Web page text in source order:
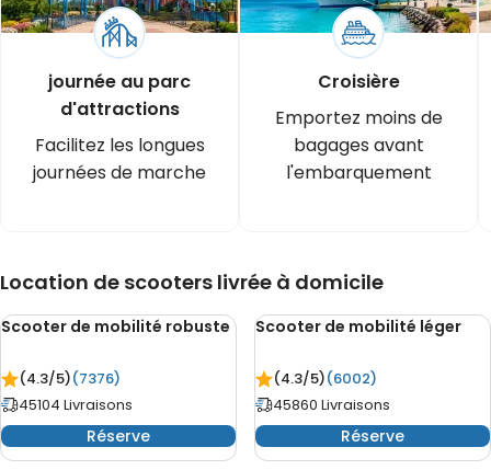
journée au parc
d'attractions
Facilitez les longues
journées de marche
Croisière
Emportez moins de
bagages avant
l'embarquement
Location de scooters livrée à domicile
Scooter de mobilité robuste
(4.3/5)(7376)
45104 Livraisons
Réserve
Scooter de mobilité léger
(4.3/5)(6002)
45860 Livraisons
Réserve